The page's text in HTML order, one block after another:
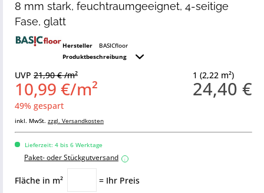
8 mm stark, feuchtraumgeeignet, 4-seitige
Fase, glatt
Hersteller
BASICfloor
Produktbeschreibung
1 (2,22 m²)
24,40 €
UVP 21,90 € /m²
10,99 €/m²
49% gespart
inkl. MwSt. zzgl. Versandkosten
Lieferzeit: 4 bis 6 Werktage
Paket- oder Stückgutversand i
Fläche in m² = Ihr Preis